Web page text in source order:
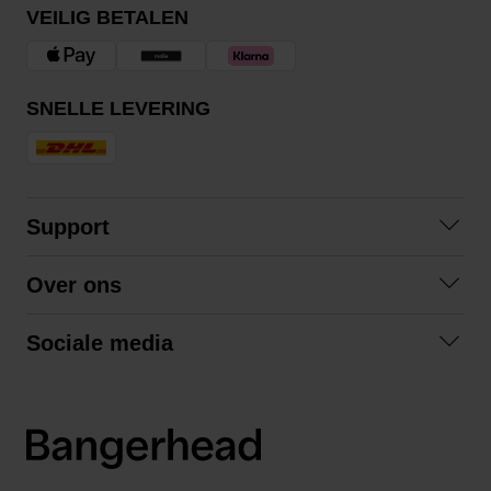
VEILIG BETALEN
SNELLE LEVERING
Support
Algemene voorwaarden
Over ons
Sociale media
LinkedIn